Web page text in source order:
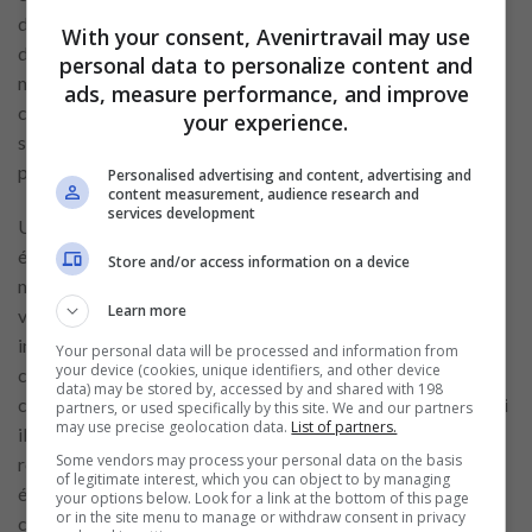
depuis un appareil mobile facilite la participation, même lors
d’emplois du temps chargés. Cette flexibilité contribue à
maintenir une interaction continue autour de passions
communes. Les plateformes offrent ainsi un environnement
structuré pour des discussions thématiques régulières et
productives.
Un environnement sécurisé est essentiel pour favoriser des
échanges sereins. Tinder, Bumble, Hinge et Facebook
mettent en place des systèmes de signalement et de
vérification pour protéger leurs utilisateurs. Ces mesures
incluent des outils de blocage et des options de
confidentialité personnalisables. Les membres peuvent
contrôler la visibilité de leurs informations et choisir avec qui
ils souhaitent interagir. Cette attention portée à la sécurité
renforce la confiance au sein des communautés. Elle permet
également de créer un cadre adapté aux discussions
constructives et respectueuses autour d’activités partagées.
With your consent, Avenirtravail may use
personal data to personalize content and
ads, measure performance, and improve
your experience.
Personalised advertising and content, advertising and
content measurement, audience research and
services development
Store and/or access information on a device
Learn more
Your personal data will be processed and information from
your device (cookies, unique identifiers, and other device
data) may be stored by, accessed by and shared with 198
partners, or used specifically by this site. We and our partners
may use precise geolocation data. List of partners.
Some vendors may process your personal data on the basis
of legitimate interest, which you can object to by managing
your options below. Look for a link at the bottom of this page
or in the site menu to manage or withdraw consent in privacy